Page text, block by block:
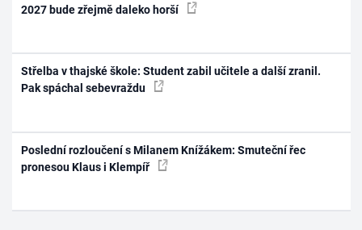
2027 bude zřejmě daleko horší
Střelba v thajské škole: Student zabil učitele a další zranil.
Pak spáchal sebevraždu
Poslední rozloučení s Milanem Knížákem: Smuteční řec
pronesou Klaus i Klempíř